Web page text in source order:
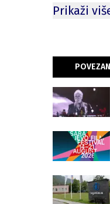
Prikaži